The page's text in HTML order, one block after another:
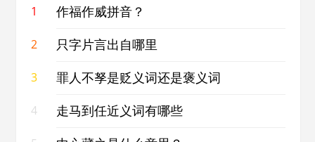
1 作福作威拼音？
2 只字片言出自哪里
3 罪人不孥是贬义词还是褒义词
4 走马到任近义词有哪些